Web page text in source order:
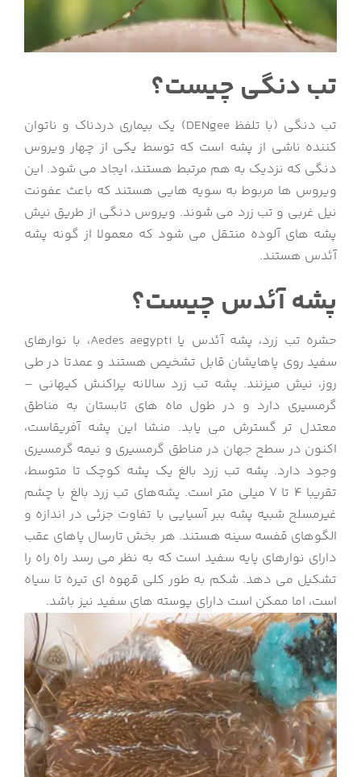
تب دنگی چیست؟
تب دنگی (با تلفظ DENgee) یک بیماری دردناک و ناتوان
کننده ناشی از پشه است که توسط یکی از چهار ویروس
دنگی که نزدیک به هم مرتبط هستند، ایجاد می شود. این
ویروس ها مربوط به سویه هایی هستند که باعث عفونت
نیل غربی و تب زرد می شوند. ویروس دنگی از طریق نیش
پشه های آلوده منتقل می شود که معمولا از گونه پشه
آئدس هستند.
پشه آئدس چیست؟
حشره تب زرد، پشه آئدس یا Aedes aegypti، با نوارهای
سفید روی پاهایشان قابل تشخیص هستند و عمدتا در طی
روز، نیش میزنند. پشه تب زرد سالانه پراکنش کیهانی –
گرمسیری دارد و در طول ماه های تابستان به مناطق
معتدل تر گسترش می یابد. منشا این پشه آفریقاست،
اکنون در سطح جهان در مناطق گرمسیری و نیمه گرمسیری
وجود دارد. پشه تب زرد بالغ یک پشه کوچک تا متوسط،
تقریبا 4 تا 7 میلی متر است. پشه‌های تب زرد بالغ با چشم
غیرمسلح شبیه پشه ببر آسیایی با تفاوت جزئی در اندازه و
الگوهای قفسه سینه هستند. هر بخش تارسال پاهای عقب
دارای نوارهای پایه سفید است که به نظر می رسد راه راه را
تشکیل می دهد. شکم به طور کلی قهوه ای تیره تا سیاه
است، اما ممکن است دارای پوسته های سفید نیز باشد.